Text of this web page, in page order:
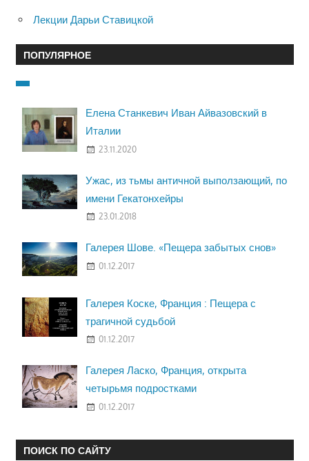
Лекции Дарьи Ставицкой
ПОПУЛЯРНОЕ
Елена Станкевич Иван Айвазовский в
Италии
23.11.2020
Ужас, из тьмы античной выползающий, по
имени Гекатонхейры
23.01.2018
Галерея Шове. «Пещера забытых снов»
01.12.2017
Галерея Коске, Франция : Пещера с
трагичной судьбой
01.12.2017
Галерея Ласко, Франция, открыта
четырьмя подростками
01.12.2017
ПОИСК ПО САЙТУ